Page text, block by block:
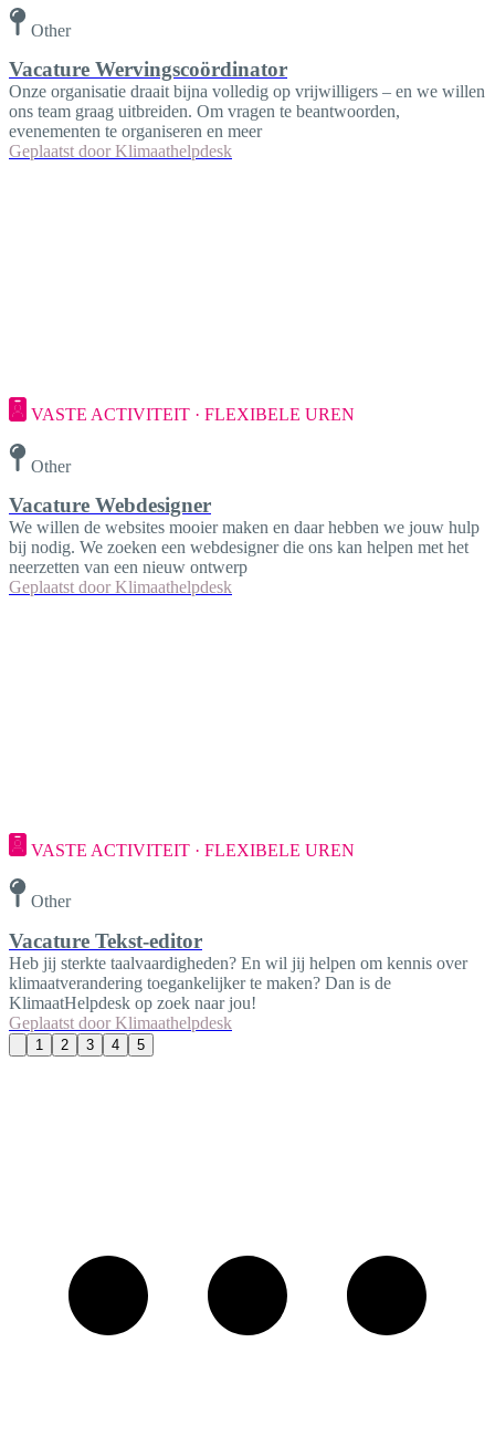
Other
Vacature Wervingscoördinator
Onze organisatie draait bijna volledig op vrijwilligers – en we willen
ons team graag uitbreiden. Om vragen te beantwoorden,
evenementen te organiseren en meer
Geplaatst door Klimaathelpdesk
VASTE ACTIVITEIT · FLEXIBELE UREN
Other
Vacature Webdesigner
We willen de websites mooier maken en daar hebben we jouw hulp
bij nodig. We zoeken een webdesigner die ons kan helpen met het
neerzetten van een nieuw ontwerp
Geplaatst door Klimaathelpdesk
VASTE ACTIVITEIT · FLEXIBELE UREN
Other
Vacature Tekst-editor
Heb jij sterkte taalvaardigheden? En wil jij helpen om kennis over
klimaatverandering toegankelijker te maken? Dan is de
KlimaatHelpdesk op zoek naar jou!
Geplaatst door Klimaathelpdesk
1 2 3 4 5